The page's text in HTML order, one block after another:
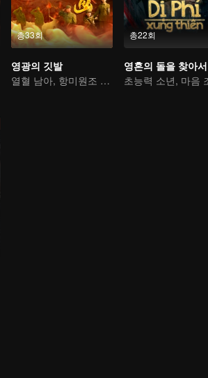
총33회
영광의 깃발
열혈 남아, 항미원조 조국 지키다
총22회
영혼의 돌을 찾아서